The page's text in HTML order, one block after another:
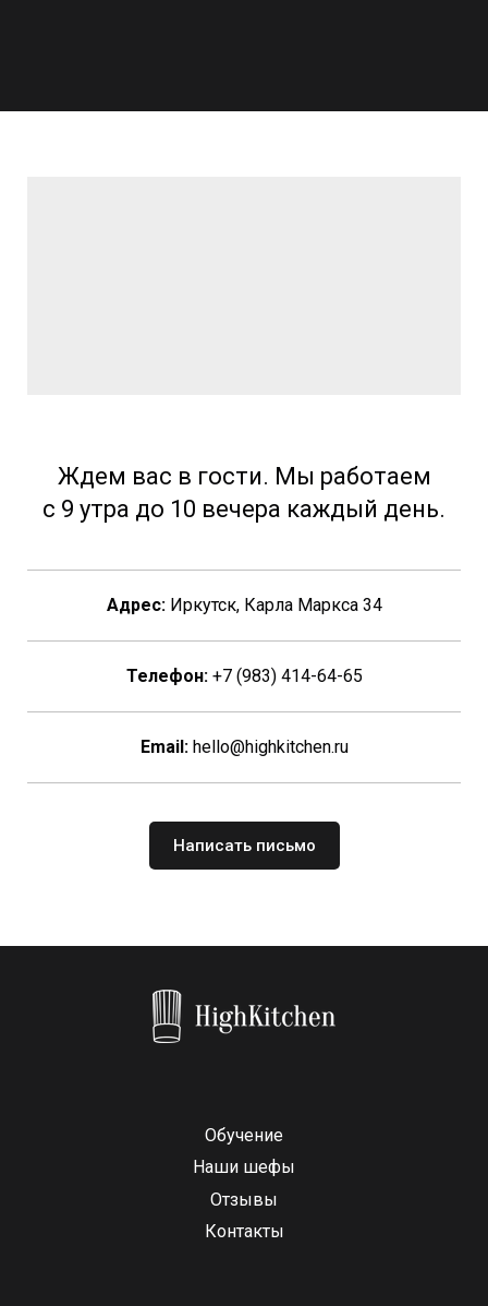
Ждем вас в гости. Мы работаем
с 9 утра до 10 вечера каждый день.
Адрес: Иркутск, Карла Маркса 34
Телефон:+7 (983) 414-64-65
Email:hello@highkitchen.ru
Написать письмо
Обучение
Наши шефы
Отзывы
Контакты